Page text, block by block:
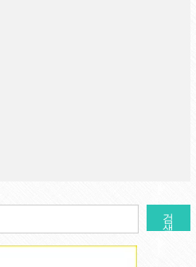
검
색